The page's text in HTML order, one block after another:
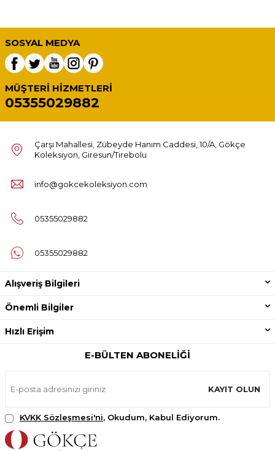
SOSYAL MEDYA
MÜŞTERI HIZMETLERI
05355029882
Çarşı Mahallesi, Zübeyde Hanım Caddesi, 10/A, Gökçe
Koleksiyon, Giresun/Tirebolu
info@gokcekoleksiyon.com
05355029882
05355029882
Alışveriş Bilgileri
Önemli Bilgiler
Hızlı Erişim
E-BÜLTEN ABONELIĞI
KAYIT OLUN
KVKK Sözleşmesi'ni, Okudum, Kabul Ediyorum.